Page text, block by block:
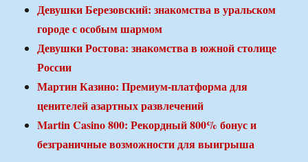
Девушки Березовский: знакомства в уральском
городе с особым шармом
Девушки Ростова: знакомства в южной столице
России
Мартин Казино: Премиум-платформа для
ценителей азартных развлечений
Martin Casino 800: Рекордный 800% бонус и
безграничные возможности для выигрыша